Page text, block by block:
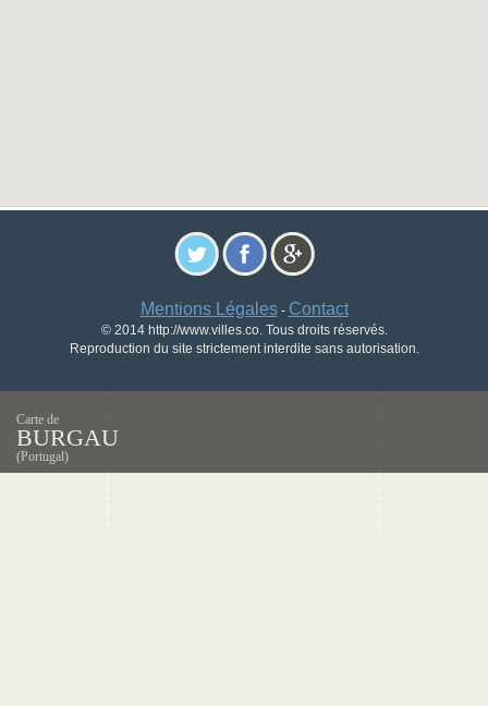
Mentions Légales- Contact
© 2014 http://www.villes.co. Tous droits réservés.
Reproduction du site strictement interdite sans autorisation.
Carte de
BURGAU
(Portugal)